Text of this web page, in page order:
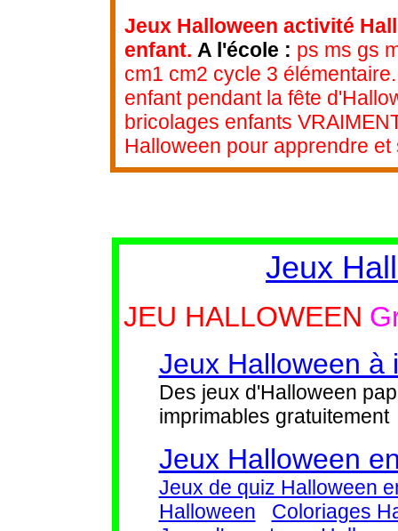
Jeux Halloween activité
enfant. A l'école : ps ms gs
cm1 cm2 cycle 3 élémentaire.
enfant pendant la fête
bricolages enfants
Halloween pour apprendre
Jeux
JEU HALLOWEEN
Jeux Halloween à
Des jeux d'Halloween
imprimables gratuitement
Jeux Halloween
Jeux de quiz Halloween
Halloween
Coloriages